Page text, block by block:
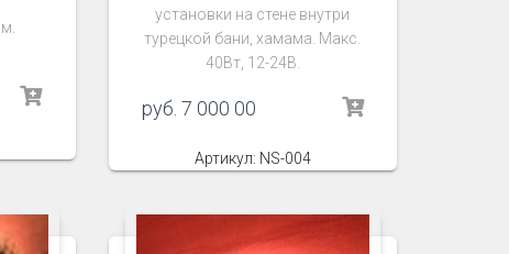
установки на стене внутри
турецкой бани, хамама. Макс.
40Вт, 12-24В.
руб. 7 000 00
Артикул: NS-004